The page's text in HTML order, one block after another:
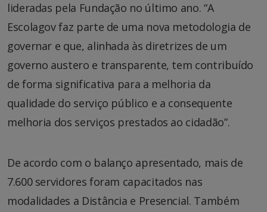
lideradas pela Fundação no último ano. “A
Escolagov faz parte de uma nova metodologia de
governar e que, alinhada às diretrizes de um
governo austero e transparente, tem contribuído
de forma significativa para a melhoria da
qualidade do serviço público e a consequente
melhoria dos serviços prestados ao cidadão”.
De acordo com o balanço apresentado, mais de
7.600 servidores foram capacitados nas
modalidades a Distância e Presencial. Também